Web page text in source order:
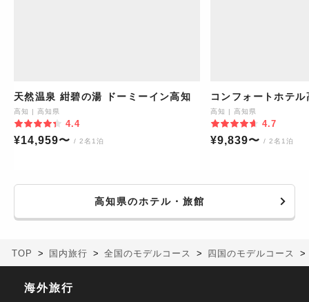
天然温泉 紺碧の湯 ドーミーイン高知
高知 | 高知県
4.4
¥14,959〜 / 2名1泊
コンフォートホテル
高知 | 高知県
4.7
¥9,839〜 / 2名1泊
高知県のホテル・旅館
TOP 国内旅行 全国のモデルコース 四国のモデルコース
海外旅行